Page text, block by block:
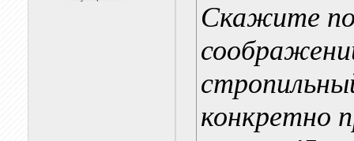
Скажите
конкретно